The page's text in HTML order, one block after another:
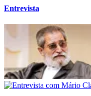
Entrevista